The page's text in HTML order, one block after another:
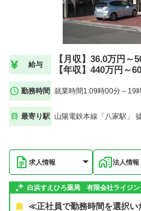
給与
【月収】36.0万円～
【年収】440万円～
勤務時間 就業時間1:09時00分～19
最寄り駅 山陽電鉄本線「八家駅」
求人情報 法人情報
白浜すえひろ薬局 有限会社ライジ
≪正社員で勤務時間を選択